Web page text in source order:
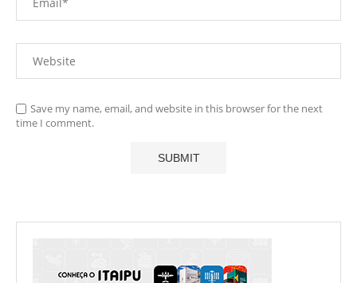
Save my name, email, and website in this browser for the next
time I comment.